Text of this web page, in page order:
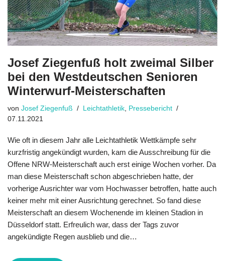
Josef Ziegenfuß holt zweimal Silber
bei den Westdeutschen Senioren
Winterwurf-Meisterschaften
von Josef Ziegenfuß Leichtathletik Pressebericht
07.11.2021
Wie oft in diesem Jahr alle Leichtathletik Wettkämpfe sehr
kurzfristig angekündigt wurden, kam die Ausschreibung für die
Offene NRW-Meisterschaft auch erst einige Wochen vorher. Da
man diese Meisterschaft schon abgeschrieben hatte, der
vorherige Ausrichter war vom Hochwasser betroffen, hatte auch
keiner mehr mit einer Ausrichtung gerechnet. So fand diese
Meisterschaft an diesem Wochenende im kleinen Stadion in
Düsseldorf statt. Erfreulich war, dass der Tags zuvor
angekündigte Regen ausblieb und die…